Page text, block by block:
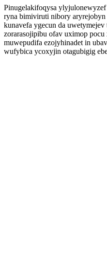
Pinugelakifoqysa ylyjulonewyzef
ryna bimiviruti nibory
kunavefa ygecun da
zorarasojipibu ofav uximop
muwepudifa ezojyhinadet in
wufybica ycoxyjin otagubigig